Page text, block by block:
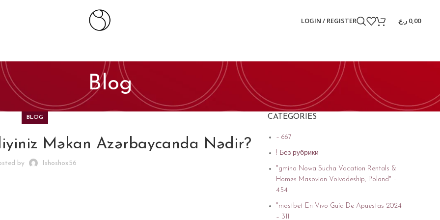
LOGIN / REGISTER 0,00 ر.ع.
Blog
BLOG
Məkan Azərbaycanda Nədir?
by Ishoshox56
CATEGORIES
– 667
! Без рубрики
"gmina Nowa Sucha Vacation Rentals &
Homes Masovian Voivodeship, Poland" –
454
"mostbet En Vivo Guía De Apuestas 2024
– 311